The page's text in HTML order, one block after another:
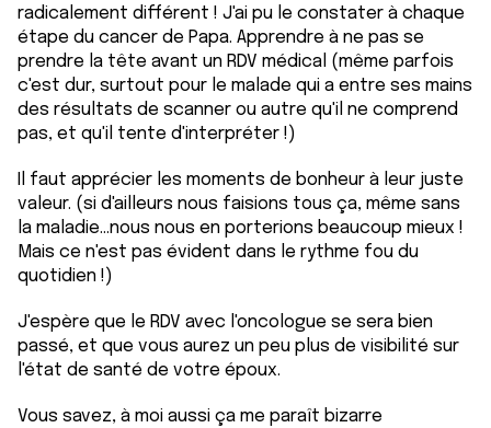
radicalement différent ! J'ai pu le constater à chaque
étape du cancer de Papa. Apprendre à ne pas se
prendre la tête avant un RDV médical (même parfois
c'est dur, surtout pour le malade qui a entre ses mains
des résultats de scanner ou autre qu'il ne comprend
pas, et qu'il tente d'interpréter !)
Il faut apprécier les moments de bonheur à leur juste
valeur. (si d'ailleurs nous faisions tous ça, même sans
la maladie...nous nous en porterions beaucoup mieux !
Mais ce n'est pas évident dans le rythme fou du
quotidien !)
J'espère que le RDV avec l'oncologue se sera bien
passé, et que vous aurez un peu plus de visibilité sur
l'état de santé de votre époux.
Vous savez, à moi aussi ça me paraît bizarre